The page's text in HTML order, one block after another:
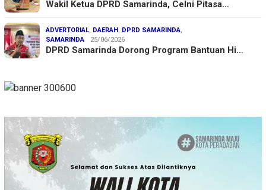
Wakil Ketua DPRD Samarinda, Celni Pitasa…
ADVERTORIAL, DAERAH , DPRD SAMARINDA,
SAMARINDA
25/06/2026
DPRD Samarinda Dorong Program Bantuan Hi…